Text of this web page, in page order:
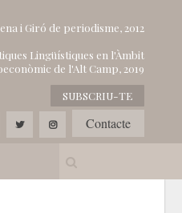
i Giró de periodisme, 2012
Lingüístiques en l'Àmbit
de l'Alt Camp, 2019
SUBSCRIU-TE
Contacte